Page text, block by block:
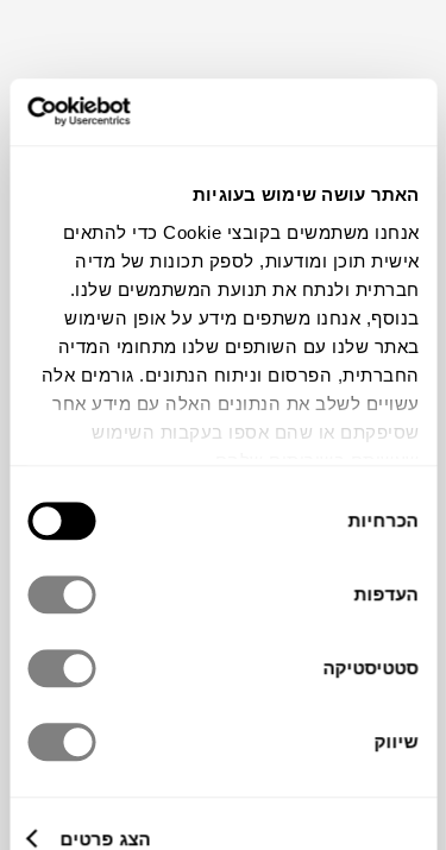
האתר עושה שימוש בעוגיות
אנחנו משתמשים בקובצי Cookie כדי להתאים
אישית תוכן ומודעות, לספק תכונות של מדיה
חברתית ולנתח את תנועת המשתמשים שלנו.
בנוסף, אנחנו משתפים מידע על אופן השימוש
באתר שלנו עם השותפים שלנו מתחומי המדיה
החברתית, הפרסום וניתוח הנתונים. גורמים אלה
עשויים לשלב את הנתונים האלה עם מידע אחר
שסיפקתם או שהם אספו בעקבות השימוש
הסכמה
הכרחיות
העדפות
סטטיסטיקה
שיווק
הצג פרטים
צבעים
שטיח סף של המותג הסקנדינבי HAYבצבע
מותג
מידות